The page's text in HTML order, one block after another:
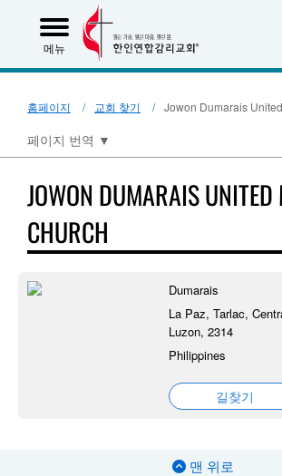
메뉴
홈페이지 교회 찾기 Jowon Dumarais
페이지 번역 ▼
JOWON DUMARAIS UNITED
CHURCH
Dumarais
La Paz, Tarlac,
Luzon, 2314
Philippines
길찾기
맨 위로